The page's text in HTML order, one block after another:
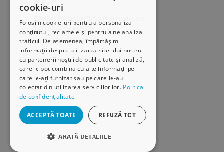
cookie-uri
Folosim cookie-uri pentru a personaliza
conținutul, reclamele și pentru a ne analiza
traficul. De asemenea, împărtășim
informații despre utilizarea site-ului nostru
cu partenerii noștri de publicitate și analiză,
care le pot combina cu alte informații pe
care le-ați furnizat sau pe care le-au
colectat din utilizarea serviciilor lor. Politica
de confidențialitate
ACCEPTĂ TOATE REFUZĂ TOT
ARATĂ DETALIILE
distributie@hamangiu.ro
031 425 42 24
0741 244 032